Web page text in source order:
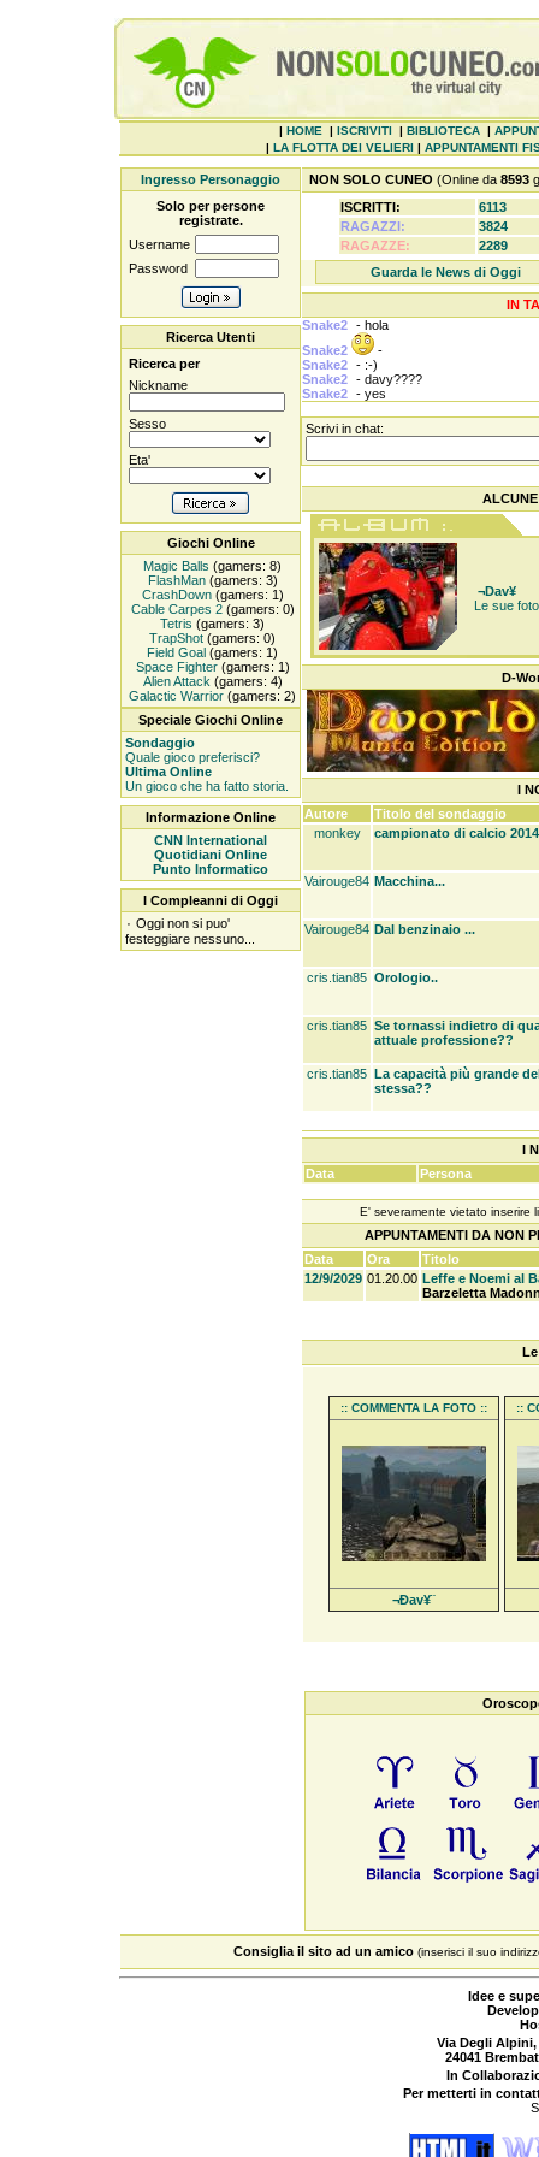
| HOME | ISCRIVITI| BIBLIOTECA|
| LA FLOTTA DEI VELIERI | APPUNTAMENTI
Ingresso Personaggio
Solo per persone
registrate.
Username
Password
Ricerca Utenti
Ricerca per
Nickname
Sesso
Eta'
Giochi Online
Magic Balls (gamers: 8)
FlashMan(gamers: 3)
CrashDown(gamers: 1)
Cable Carpes 2(gamers: 0)
Tetris (gamers: 3)
TrapShot (gamers: 0)
Field Goal (gamers: 1)
Space Fighter(gamers: 1)
Alien Attack (gamers: 4)
Galactic Warrior (gamers: 2)
Speciale Giochi Online
Sondaggio
Quale gioco preferisci?
Ultima Online
Un gioco che ha fatto storia.
Informazione Online
CNN International
Quotidiani Online
Punto Informatico
I Compleanni di Oggi
۰ Oggi non si puo'
festeggiare nessuno...
NON SOLO CUNEO (Online da 8593
ISCRITTI:
6113
RAGAZZI:
3824
RAGAZZE:
2289
Guarda le News di Oggi
IN
Snake2 - hola
Snake2
-
Snake2 - :-)
Snake2 - davy????
Snake2 - yes
Scrivi in chat:
¬Dav¥
Le sue
D-
I
Autore
Titolo del sondaggio
monkey
campionato di calcio
Vairouge84 Macchina...
Vairouge84 Dal benzinaio ...
cris.tian85 Orologio..
cris.tian85 Se tornassi indietro di
attuale professione??
cris.tian85 La capacità più grande
stessa??
I
Data
Persona
E' severamente vietato inserire
APPUNTAMENTI DA NON
Data
Ora
Titolo
12/9/2029 01.20.00 Leffe e Noemi al
Barzeletta
:: COMMENTA LA FOTO ::
¬Ðav¥¨
::
Consiglia il sito ad un amico (inserisci il suo
Idee e
Via Degli Alpini,
24041
In
Per metterti in